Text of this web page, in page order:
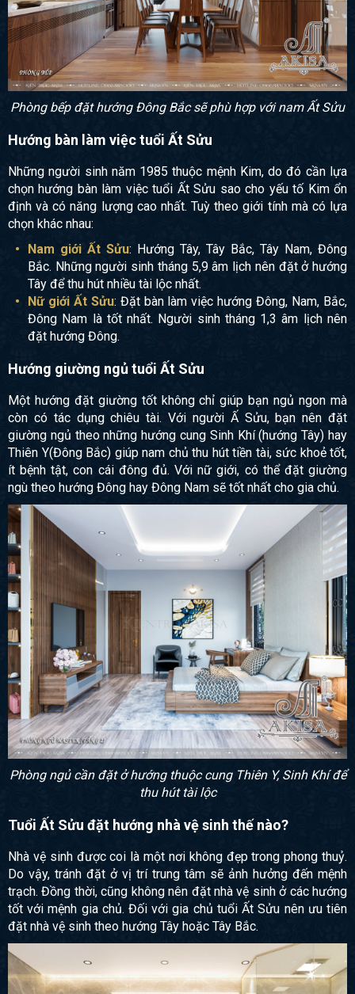
Phòng bếp đặt hướng Đông Bắc sẽ phù hợp với nam Ất Sửu
Hướng bàn làm việc tuổi Ất Sửu
Những người sinh năm 1985 thuộc mệnh Kim, do đó cần lựa
chọn hướng bàn làm việc tuổi Ất Sửu sao cho yếu tố Kim ổn
định và có năng lượng cao nhất. Tuỳ theo giới tính mà có lựa
chọn khác nhau:
Nam giới Ất Sửu: Hướng Tây, Tây Bắc, Tây Nam, Đông
Bắc. Những người sinh tháng 5,9 âm lịch nên đặt ở hướng
Tây để thu hút nhiều tài lộc nhất.
Nữ giới Ất Sửu: Đặt bàn làm việc hướng Đông, Nam, Bắc,
Đông Nam là tốt nhất. Người sinh tháng 1,3 âm lịch nên
đặt hướng Đông.
Hướng giường ngủ tuổi Ất Sửu
Một hướng đặt giường tốt không chỉ giúp bạn ngủ ngon mà
còn có tác dụng chiêu tài. Với người Ấ Sửu, bạn nên đặt
giường ngủ theo những hướng cung Sinh Khí (hướng Tây) hay
Thiên Y(Đông Bắc) giúp nam chủ thu hút tiền tài, sức khoẻ tốt,
ít bệnh tật, con cái đông đủ. Với nữ giới, có thể đặt giường
ngù theo hướng Đông hay Đông Nam sẽ tốt nhất cho gia chủ.
Phòng ngủ cần đặt ở hướng thuộc cung Thiên Y, Sinh Khí để
thu hút tài lộc
Tuổi Ất Sửu đặt hướng nhà vệ sinh thế nào?
Nhà vệ sinh được coi là một nơi không đẹp trong phong thuỷ.
Do vậy, tránh đặt ở vị trí trung tâm sẽ ảnh hưởng đến mệnh
trạch. Đồng thời, cũng không nên đặt nhà vệ sinh ở các hướng
tốt với mệnh gia chủ. Đối với gia chủ tuổi Ất Sửu nên ưu tiên
đặt nhà vệ sinh theo hướng Tây hoặc Tây Bắc.